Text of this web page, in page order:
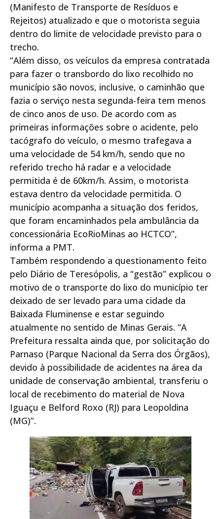
(Manifesto de Transporte de Resíduos e
Rejeitos) atualizado e que o motorista seguia
dentro do limite de velocidade previsto para o
trecho.
“Além disso, os veículos da empresa contratada
para fazer o transbordo do lixo recolhido no
município são novos, inclusive, o caminhão que
fazia o serviço nesta segunda-feira tem menos
de cinco anos de uso. De acordo com as
primeiras informações sobre o acidente, pelo
tacógrafo do veículo, o mesmo trafegava a
uma velocidade de 54 km/h, sendo que no
referido trecho há radar e a velocidade
permitida é de 60km/h. Assim, o motorista
estava dentro da velocidade permitida. O
município acompanha a situação dos feridos,
que foram encaminhados pela ambulância da
concessionária EcoRioMinas ao HCTCO”,
informa a PMT.
Também respondendo a questionamento feito
pelo Diário de Teresópolis, a “gestão” explicou o
motivo de o transporte do lixo do município ter
deixado de ser levado para uma cidade da
Baixada Fluminense e estar seguindo
atualmente no sentido de Minas Gerais. “A
Prefeitura ressalta ainda que, por solicitação do
Parnaso (Parque Nacional da Serra dos Órgãos),
devido à possibilidade de acidentes na área da
unidade de conservação ambiental, transferiu o
local de recebimento do material de Nova
Iguaçu e Belford Roxo (RJ) para Leopoldina
(MG)”.